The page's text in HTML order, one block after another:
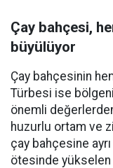
Çay bahçesi,
büyülüyor
Çay bahçesinin
Türbesi ise
önemli
huzurlu ortam ve
çay bahçesine
ötesinde yükselen